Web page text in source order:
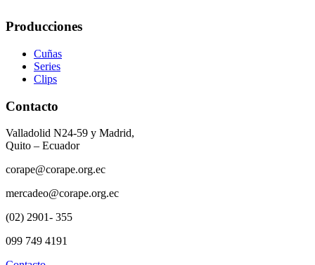
Producciones
Cuñas
Series
Clips
Contacto
Valladolid N24-59 y Madrid,
Quito – Ecuador
corape@corape.org.ec
mercadeo@corape.org.ec
(02) 2901- 355
099 749 4191